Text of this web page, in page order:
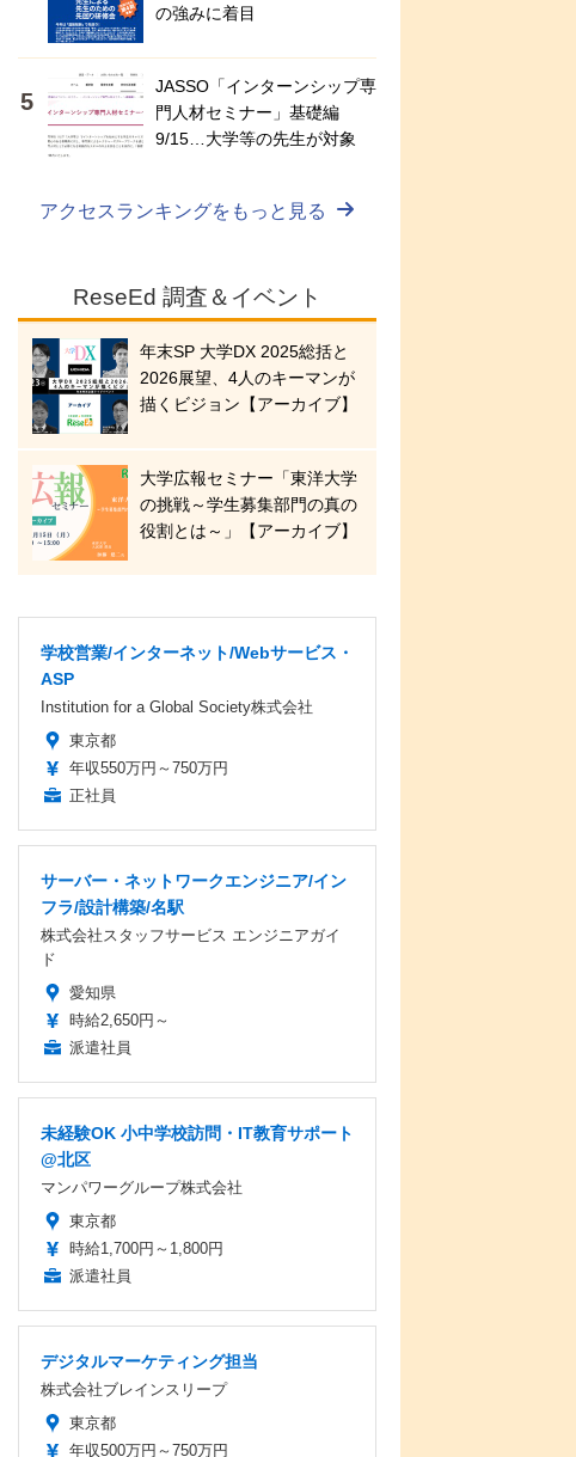
の強みに着目
JASSO「インターンシップ専
門人材セミナー」基礎編
9/15…大学等の先生が対象
アクセスランキングをもっと見る
ReseEd 調査＆イベント
年末SP 大学DX 2025総括と
2026展望、4人のキーマンが
描くビジョン【アーカイブ】
大学広報セミナー「東洋大学
の挑戦～学生募集部門の真の
役割とは～」【アーカイブ】
学校営業/インターネット/Webサービス・
ASP
Institution for a Global Society株式会社
東京都
年収550万円～750万円
正社員
サーバー・ネットワークエンジニア/イン
フラ/設計構築/名駅
株式会社スタッフサービス エンジニアガイ
ド
愛知県
時給2,650円～
派遣社員
未経験OK 小中学校訪問・IT教育サポート
@北区
マンパワーグループ株式会社
東京都
時給1,700円～1,800円
派遣社員
デジタルマーケティング担当
株式会社ブレインスリープ
東京都
年収500万円～750万円